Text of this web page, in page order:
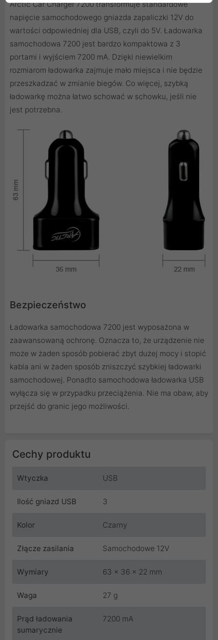
Arctic Car Charger 7200 transformuje standardowe
napięcie samochodowego gniazda zapaliczki 12V do
wartości odpowiedniej dla USB, czyli do 5V. Ładowarka
samochodowa 7200 jest bardzo kompaktowa z 3
portami i wyjściem 7200 mA. Dzięki niewielkim
rozmiarom ładowarka zajmuje mało miejsca i nie będzie
przeszkadzać w zmianie biegów. Co więcej, szybką
ładowarkę można łatwo schować w schowku, jeśli nie
jest potrzebna.
Bezpieczeństwo
Ładowarka samochodowa 7200 jest wyposażona w
zaawansowaną ochronę. Oznacza to, że urządzenie nie
może w żaden sposób pobierać zbyt dużej mocy i stopić
kabla ani w żaden sposób zniszczyć szybkiej ładowarki
samochodowej. Ponadto samochodowa ładowarka USB
wyłącza się w przypadku przeciążenia. Nie ma obaw, aby
przejść do granic jego możliwości.
Cechy produktu
Wtyczka USB
Ilość gniazd USB 3
Kolor Czarny
Złącze zasilania Samochodowe 12V
Wymiary 63 x 36 x 22 mm
Waga 27 g
Prąd ładowania
sumarycznie
7200 mA